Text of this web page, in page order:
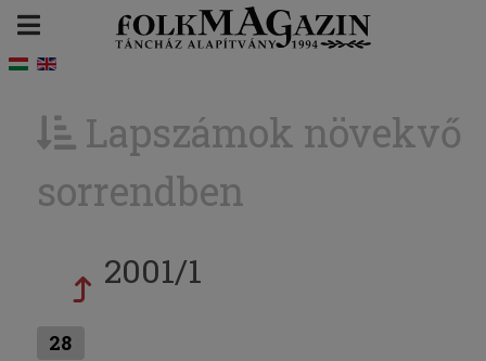
Lapszámok növekvő
sorrendben
2001/1
28